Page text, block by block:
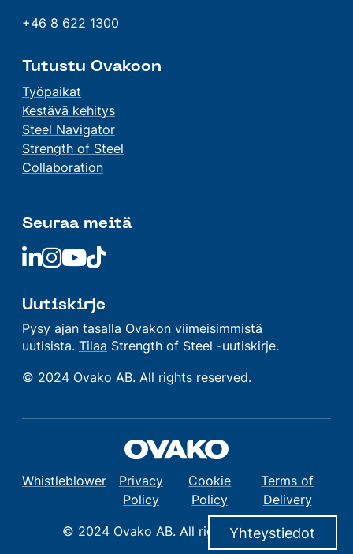
+46 8 622 1300
Tutustu Ovakoon
Työpaikat
Kestävä kehitys
Steel Navigator
Strength of Steel
Collaboration
Seuraa meitä
Linkedin
Linkedin
LinkedinLinkedin
Uutiskirje
Pysy ajan tasalla Ovakon viimeisimmistä
uutisista. Tilaa Strength of Steel -uutiskirje.
© 2024 Ovako AB. All rights reserved.
Whistleblower
Privacy
Policy
Cookie
Policy
Terms of
Delivery
© 2024 Ovako AB. All rights reserved.
Yhteystiedot